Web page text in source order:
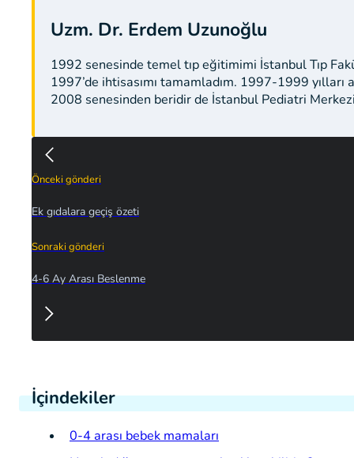
İçindekiler
0-4 arası bebek mamaları
Uzm. Dr. Erdem Uzunoğlu
1992 senesinde temel tıp eğitimimi İstanbul Tıp
1997’de ihtisasımı tamamladım. 1997-1999
2008 senesinden beridir de İstanbul Pediatri
Önceki gönderi
Ek gıdalara geçiş özeti
Sonraki gönderi
4-6 Ay Arası Beslenme